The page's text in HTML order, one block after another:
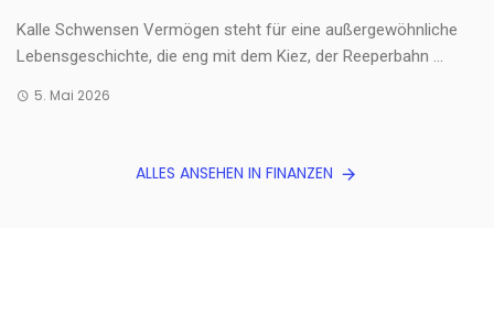
Kalle Schwensen Vermögen steht für eine außergewöhnliche
Lebensgeschichte, die eng mit dem Kiez, der Reeperbahn ...
5. Mai 2026
ALLES ANSEHEN IN FINANZEN